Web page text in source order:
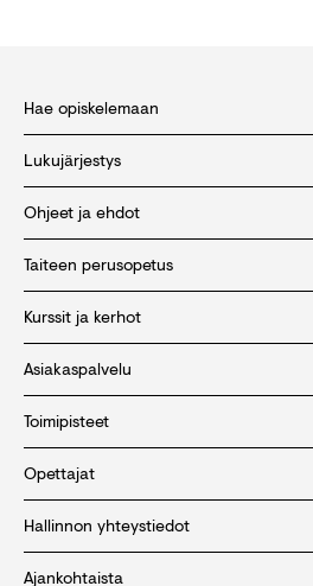
Hae opiskelemaan
Lukujärjestys
Ohjeet ja ehdot
Taiteen perusopetus
Kurssit ja kerhot
Asiakaspalvelu
Toimipisteet
Opettajat
Hallinnon yhteystiedot
Ajankohtaista